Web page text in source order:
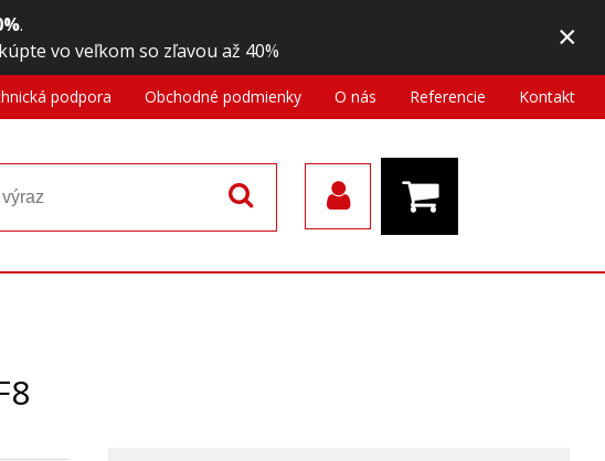
.
vo veľkom so zľavou až 40% ×
podpora Obchodné podmienky O nás Referencie Kontakt